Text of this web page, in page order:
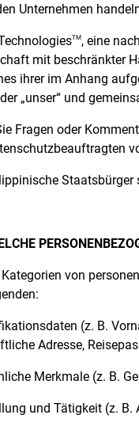
Unternehmen
TM, eine
mit beschränkter
ihrer im Anhang
„unser“ und
Fragen oder
von
(z. B.
Adresse,
Merkmale (z. B.
und Tätigkeit (z.